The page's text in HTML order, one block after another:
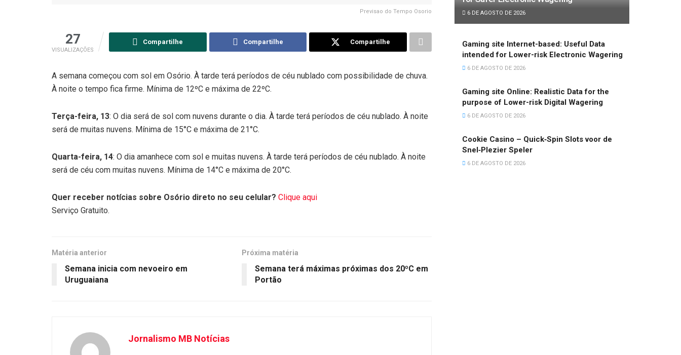
Previsao do Tempo Osorio
27
VISUALIZAÇÕES
Compartilhe Compartilhe Compartilhe
A semana começou com sol em Osório. À tarde terá períodos de céu nublado com possibilidade de chuva.
À noite o tempo fica firme. Mínima de 12ºC e máxima de 22ºC.
Terça-feira, 13: O dia será de sol com nuvens durante o dia. À tarde terá períodos de céu nublado. À noite
será de muitas nuvens. Mínima de 15°C e máxima de 21°C.
Quarta-feira, 14: O dia amanhece com sol e muitas nuvens. À tarde terá períodos de céu nublado. À noite
será de céu com muitas nuvens. Mínima de 14°C e máxima de 20°C.
Quer receber notícias sobre Osório direto no seu celular? Clique aqui
Serviço Gratuito.
Matéria anterior
Semana inicia com nevoeiro em
Uruguaiana
Próxima matéria
Semana terá máximas próximas dos 20ºC em
Portão
Jornalismo MB Notícias
6 DE AGOSTO DE 2026
Gaming site Internet-based: Useful Data
intended for Lower-risk Electronic Wagering
6 DE AGOSTO DE 2026
Gaming site Online: Realistic Data for the
purpose of Lower-risk Digital Wagering
6 DE AGOSTO DE 2026
Cookie Casino – Quick‑Spin Slots voor de
Snel‑Plezier Speler
6 DE AGOSTO DE 2026